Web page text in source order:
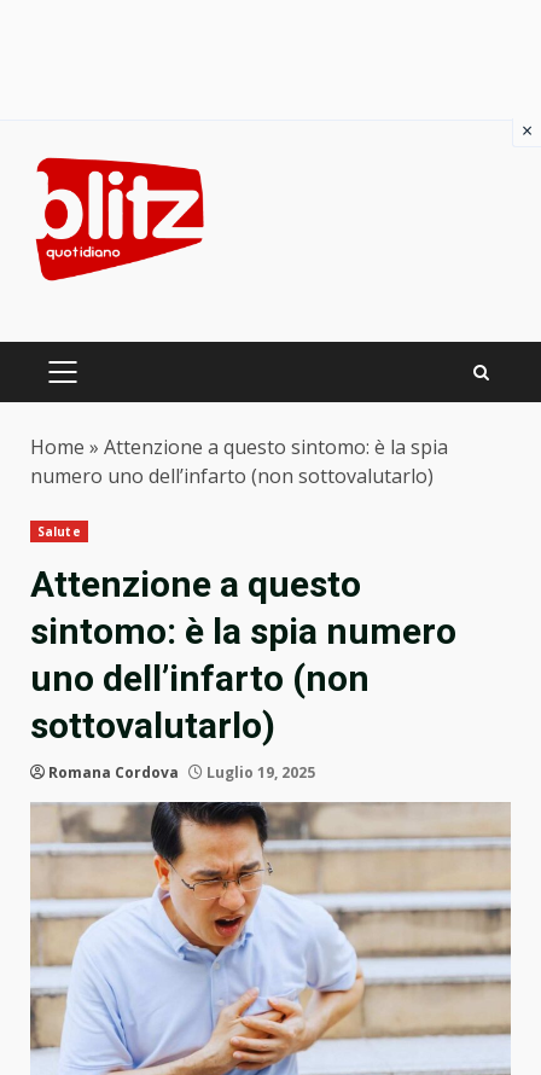
content
PRIMARY
Home » Attenzione a questo sintomo: è la spia
numero uno dell’infarto (non sottovalutarlo)
Salute
Attenzione a questo
sintomo: è la spia numero
uno dell’infarto (non
sottovalutarlo)
Romana Cordova Luglio 19, 2025
×